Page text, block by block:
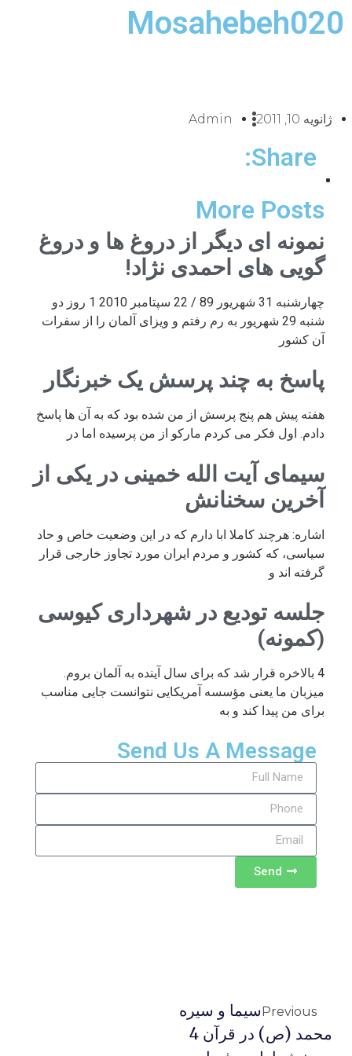
Mosahebeh020
ژانویه 10, 2011 Admin
Share:
More Posts
نمونه ای دیگر از دروغ ها و دروغ
گویی های احمدی نژاد!
چهارشنبه 31 شهریور 89 / 22 سپتامبر 2010 1 روز دو
شنبه 29 شهریور به رم رفتم و ویزای آلمان را از سفرات
آن کشور
پاسخ به چند پرسش یک خبرنگار
هفته پیش هم پنج پرسش از من شده بود که به آن ها پاسخ
دادم. اول فکر می کردم مارکو از من پرسیده اما در
سیمای آیت الله خمینی در یکی از
آخرین سخنانش
اشاره: هرچند کاملا ابا دارم که در این وضعیت خاص و حاد
سیاسی، که کشور و مردم ایران مورد تجاوز خارجی قرار
گرفته اند و
جلسه تودیع در شهرداری کیوسی
(کمونه)
4 بالاخره قرار شد که برای سال آینده به آلمان بروم.
میزبان ما یعنی مؤسسه آمریکایی نتوانست جایی مناسب
برای من پیدا کند و به
Send Us A Message
Send
Previousسيما و سيره
محمد (ص) در قرآن 4